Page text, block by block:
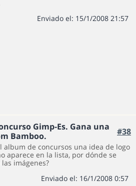
Enviado el: 15/1/2008 21:57
Gimp-Es. Gana una
Bamboo.
#38
album de concursos una idea de logo
aparece en la lista, por dónde se
imágenes?
Enviado el: 16/1/2008 0:57